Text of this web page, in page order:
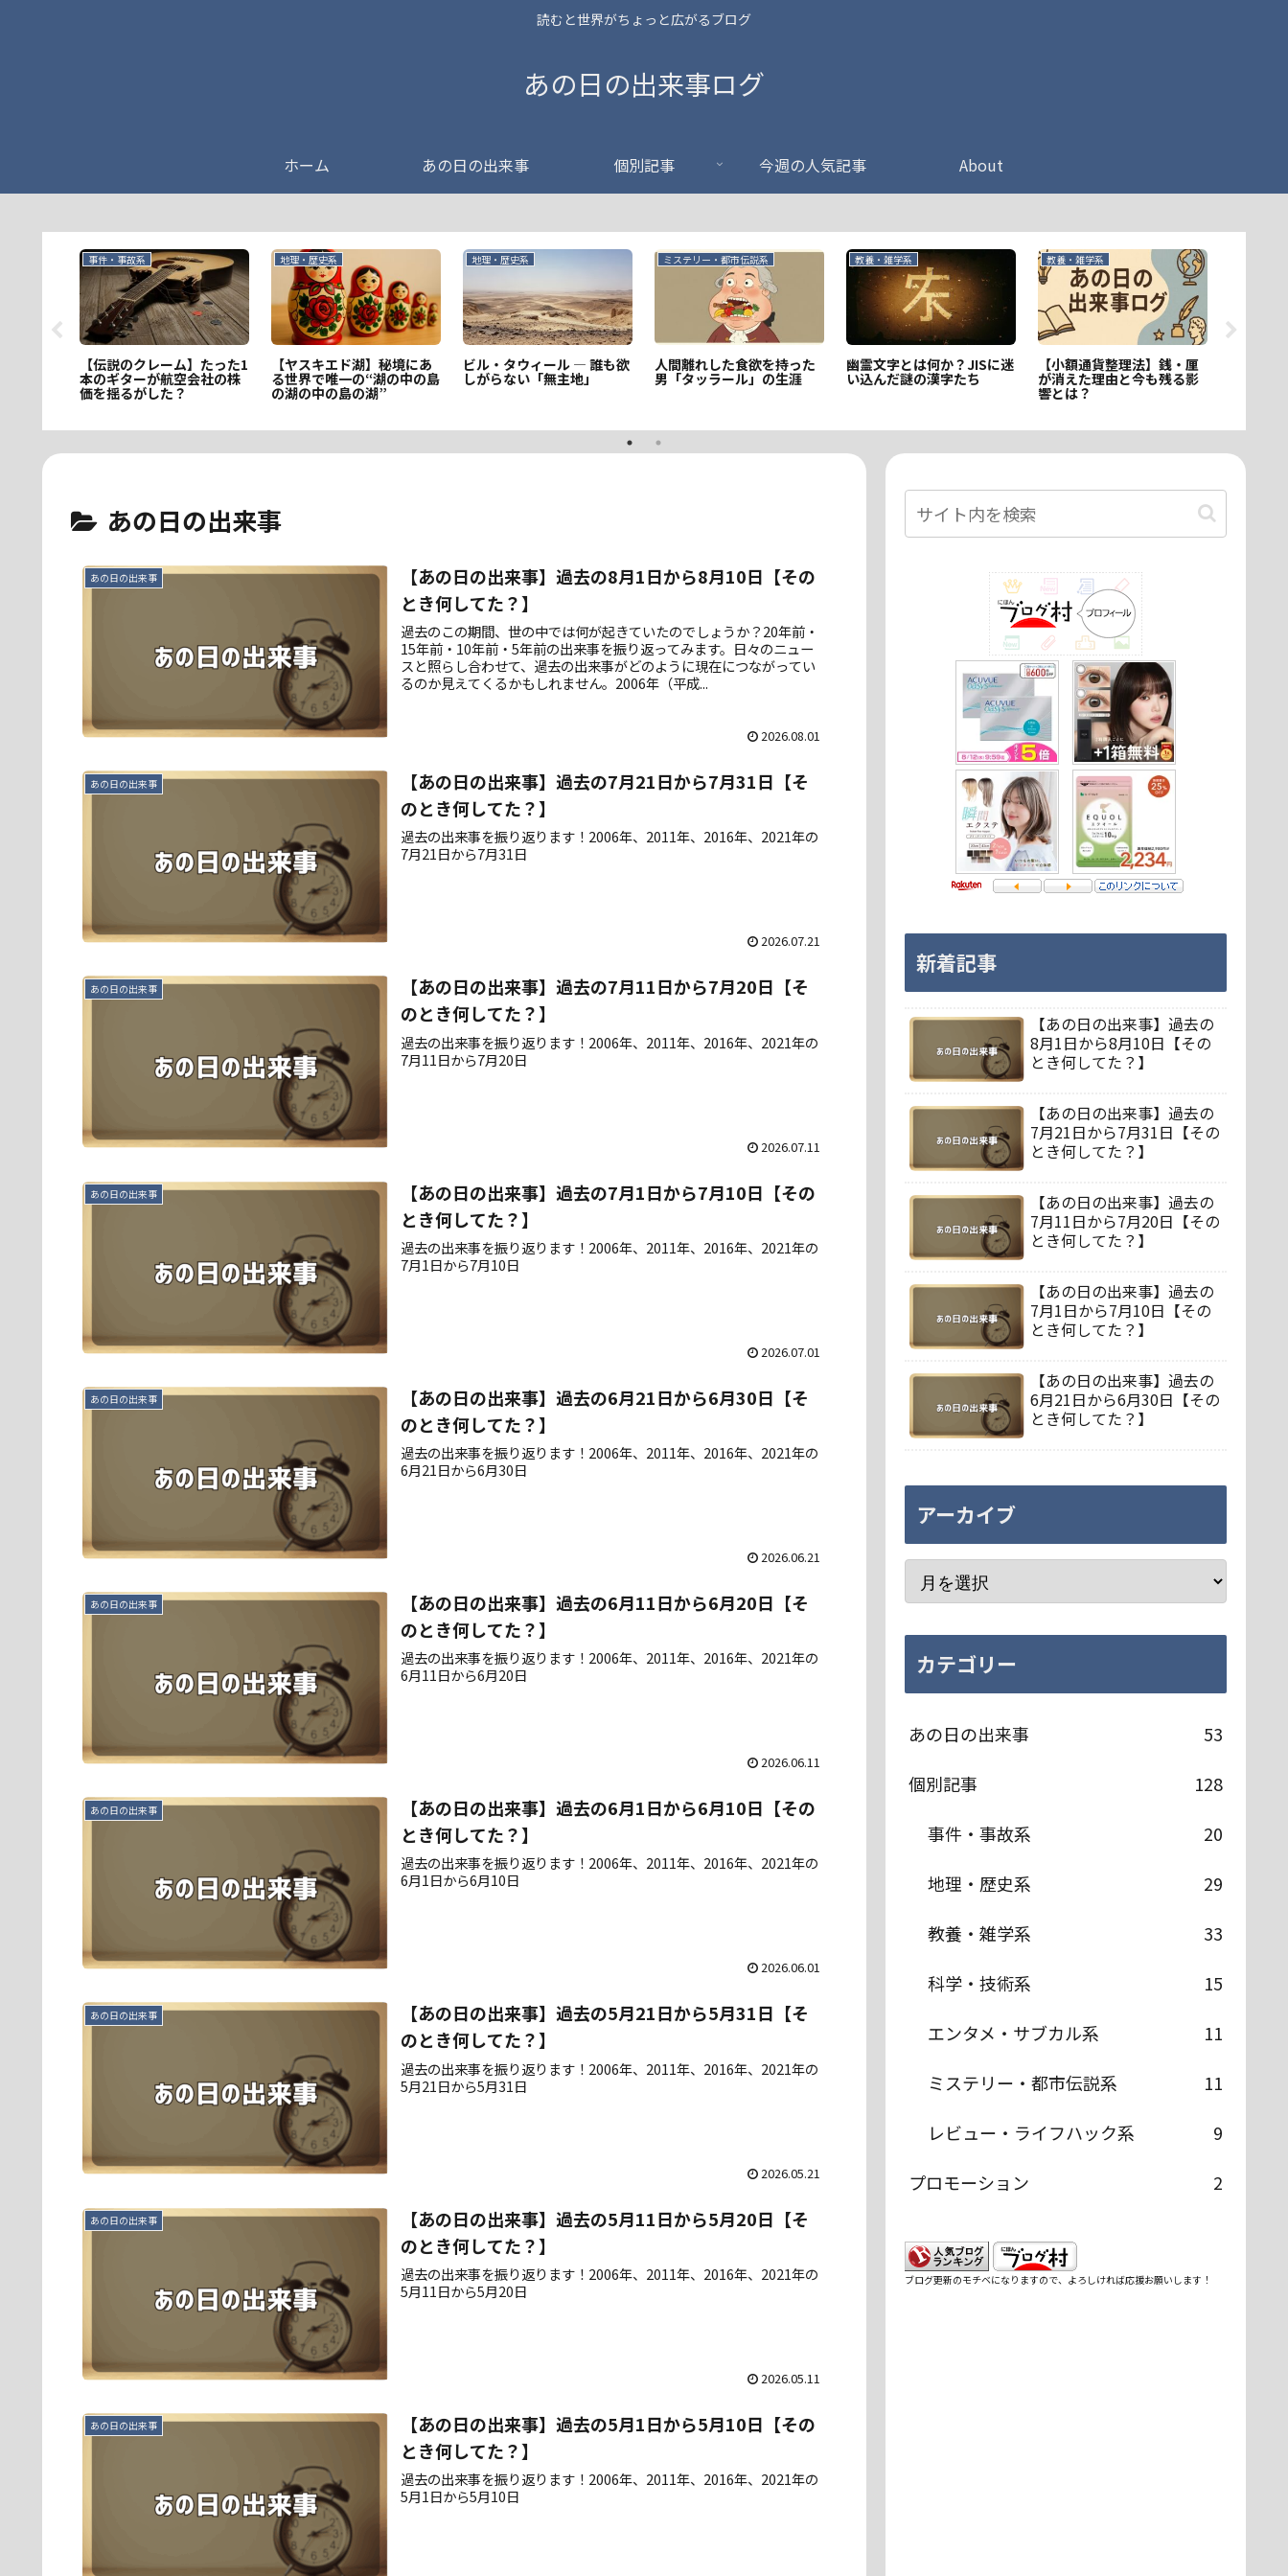
読むと世界がちょっと広がるブログ
あの日の出来事ログ
ホーム あの日の出来事 個別記事 今週の人気記事 About
事件・事故系
【伝説のクレーム】たった1
本のギターが航空会社の株
価を揺るがした？
地理・歴史系
【ヤスキエド湖】秘境にあ
る世界で唯一の“湖の中の島
の湖の中の島の湖”
地理・歴史系
ビル・タウィール ― 誰も欲
しがらない「無主地」
ミステリー・都市伝説系
人間離れした食欲を持った
男「タッラール」の生涯
教養・雑学系
幽霊文字とは何か？JISに迷
い込んだ謎の漢字たち
教養・雑学系
【小額通貨整理法】銭・厘
が消えた理由と今も残る影
響とは？
あの日の出来事
あの日の出来事
【あの日の出来事】過去の8月1日から8月10日【その
とき何してた？】
過去のこの期間、世の中では何が起きていたのでしょうか？20年前・
15年前・10年前・5年前の出来事を振り返ってみます。日々のニュー
スと照らし合わせて、過去の出来事がどのように現在につながってい
るのか見えてくるかもしれません。2006年（平成...
2026.08.01
あの日の出来事
【あの日の出来事】過去の7月21日から7月31日【そ
のとき何してた？】
過去の出来事を振り返ります！2006年、2011年、2016年、2021年の
7月21日から7月31日
2026.07.21
あの日の出来事
【あの日の出来事】過去の7月11日から7月20日【そ
のとき何してた？】
過去の出来事を振り返ります！2006年、2011年、2016年、2021年の
7月11日から7月20日
2026.07.11
あの日の出来事
【あの日の出来事】過去の7月1日から7月10日【その
とき何してた？】
過去の出来事を振り返ります！2006年、2011年、2016年、2021年の
7月1日から7月10日
2026.07.01
あの日の出来事
【あの日の出来事】過去の6月21日から6月30日【そ
のとき何してた？】
過去の出来事を振り返ります！2006年、2011年、2016年、2021年の
6月21日から6月30日
2026.06.21
あの日の出来事
【あの日の出来事】過去の6月11日から6月20日【そ
のとき何してた？】
過去の出来事を振り返ります！2006年、2011年、2016年、2021年の
6月11日から6月20日
2026.06.11
あの日の出来事
【あの日の出来事】過去の6月1日から6月10日【その
とき何してた？】
過去の出来事を振り返ります！2006年、2011年、2016年、2021年の
6月1日から6月10日
2026.06.01
あの日の出来事
【あの日の出来事】過去の5月21日から5月31日【そ
のとき何してた？】
過去の出来事を振り返ります！2006年、2011年、2016年、2021年の
5月21日から5月31日
2026.05.21
あの日の出来事
【あの日の出来事】過去の5月11日から5月20日【そ
のとき何してた？】
過去の出来事を振り返ります！2006年、2011年、2016年、2021年の
5月11日から5月20日
2026.05.11
あの日の出来事
【あの日の出来事】過去の5月1日から5月10日【その
とき何してた？】
過去の出来事を振り返ります！2006年、2011年、2016年、2021年の
5月1日から5月10日
新着記事
【あの日の出来事】過去の
8月1日から8月10日【その
とき何してた？】
【あの日の出来事】過去の
7月21日から7月31日【その
とき何してた？】
【あの日の出来事】過去の
7月11日から7月20日【その
とき何してた？】
【あの日の出来事】過去の
7月1日から7月10日【その
とき何してた？】
【あの日の出来事】過去の
6月21日から6月30日【その
とき何してた？】
アーカイブ
カテゴリー
あの日の出来事
53
個別記事
128
事件・事故系
20
地理・歴史系
29
教養・雑学系
33
科学・技術系
15
エンタメ・サブカル系
11
ミステリー・都市伝説系
11
レビュー・ライフハック系
9
プロモーション
2
ブログ更新のモチベになりますので、よろしければ応援お願いします！